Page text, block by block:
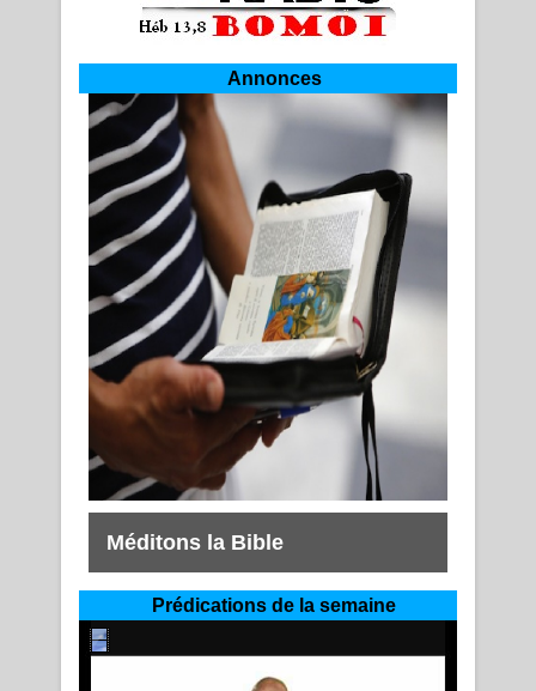
Annonces
Méditons la Bible
Prédications de la semaine